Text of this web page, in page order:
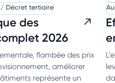
Décret tertiaire
des
2026
flambée des prix
améliorer
représente un